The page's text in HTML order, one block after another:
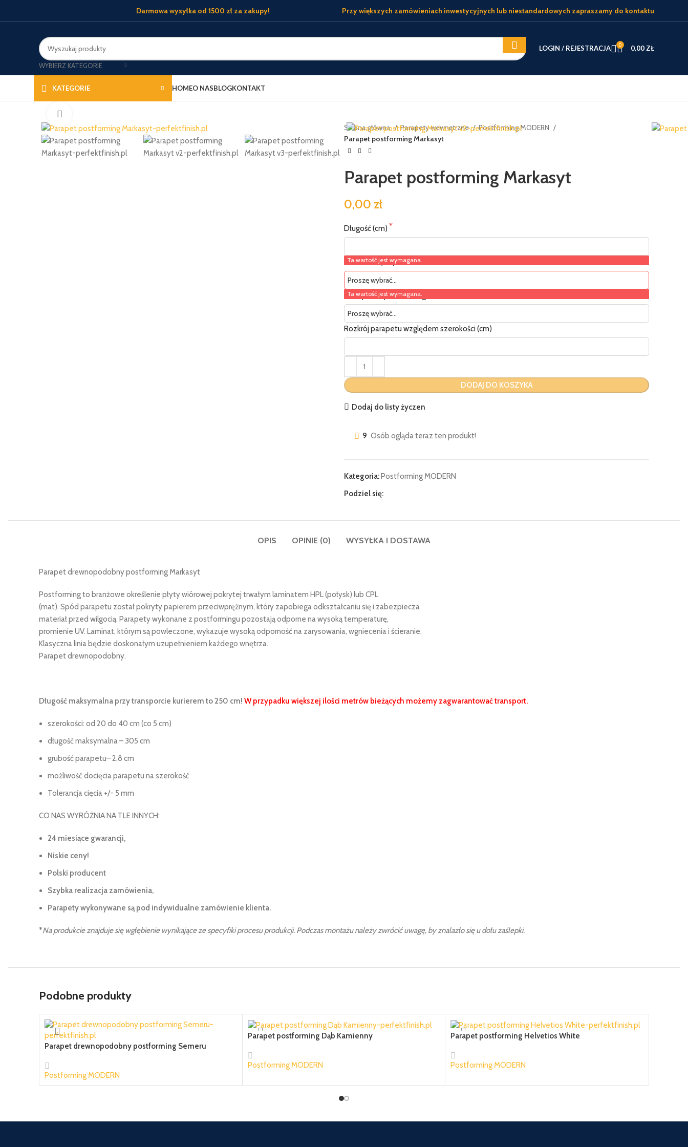
Darmowa wysyłka od 1500 zł za zakupy! Przy większych zamówieniach inwestycyjnych lub niestandardowych zapraszamy do kontaktu
WYBIERZ KATEGORIE
LOGIN / REJESTRACJA 0 0,00 ZŁ
KATEGORIE HOMEO NASBLOGKONTAKT
Strona główna Parapety wewnętrzne
Postforming MODERN
Parapet postforming Markasyt
Parapet postforming Markasyt
0,00 zł
Długość (cm)
Ta wartość jest wymagana.
Szerokość (cm)
Ta wartość jest wymagana.
Zaślepki do postformingu
Rozkrój parapetu względem szerokości (cm)
DODAJ DO KOSZYKA
Dodaj do listy życzen
9 Osób ogląda teraz ten produkt!
Kategoria:Postforming MODERN
Podziel się:
OPIS OPINIE (0) WYSYŁKA I DOSTAWA
Parapet drewnopodobny postforming Markasyt
Postforming to branżowe określenie płyty wiórowej pokrytej trwałym laminatem HPL (połysk) lub CPL
(mat). Spód parapetu został pokryty papierem przeciwprężnym, który zapobiega odkształcaniu się i zabezpiecza
materiał przed wilgocią. Parapety wykonane z postformingu pozostają odporne na wysoką temperaturę,
promienie UV. Laminat, którym są powleczone, wykazuje wysoką odporność na zarysowania, wgniecenia i ścieranie.
Klasyczna linia będzie doskonałym uzupełnieniem każdego wnętrza.
Parapet drewnopodobny.
Długość maksymalna przy transporcie kurierem to 250 cm! W przypadku większej ilości metrów bieżących możemy zagwarantować transport.
szerokości: od 20 do 40 cm (co 5 cm)
długość maksymalna – 305 cm
grubość parapetu– 2,8 cm
możliwość docięcia parapetu na szerokość
Tolerancja cięcia +/- 5 mm
CO NAS WYRÓŻNIA NA TLE INNYCH:
24 miesiące gwarancji,
Niskie ceny!
Polski producent
Szybka realizacja zamówienia,
Parapety wykonywane są pod indywidualne zamówienie klienta.
*Na produkcie znajduje się wgłębienie wynikające ze specyfiki procesu produkcji. Podczas montażu należy zwrócić uwagę, by znalazło się u dołu zaślepki.
Podobne produkty
Parapet drewnopodobny postforming Semeru
Postforming MODERN
77,25 zł
Parapet postforming Dąb Kamienny
Postforming MODERN
Parapet postforming Helvetios White
Postforming MODERN